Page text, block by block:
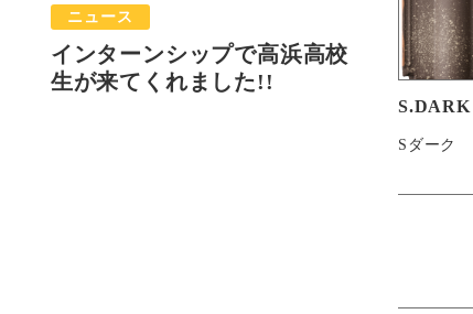
ニュース
インターンシップで高浜高校
生が来てくれました!!
S.DARK
Sダーク